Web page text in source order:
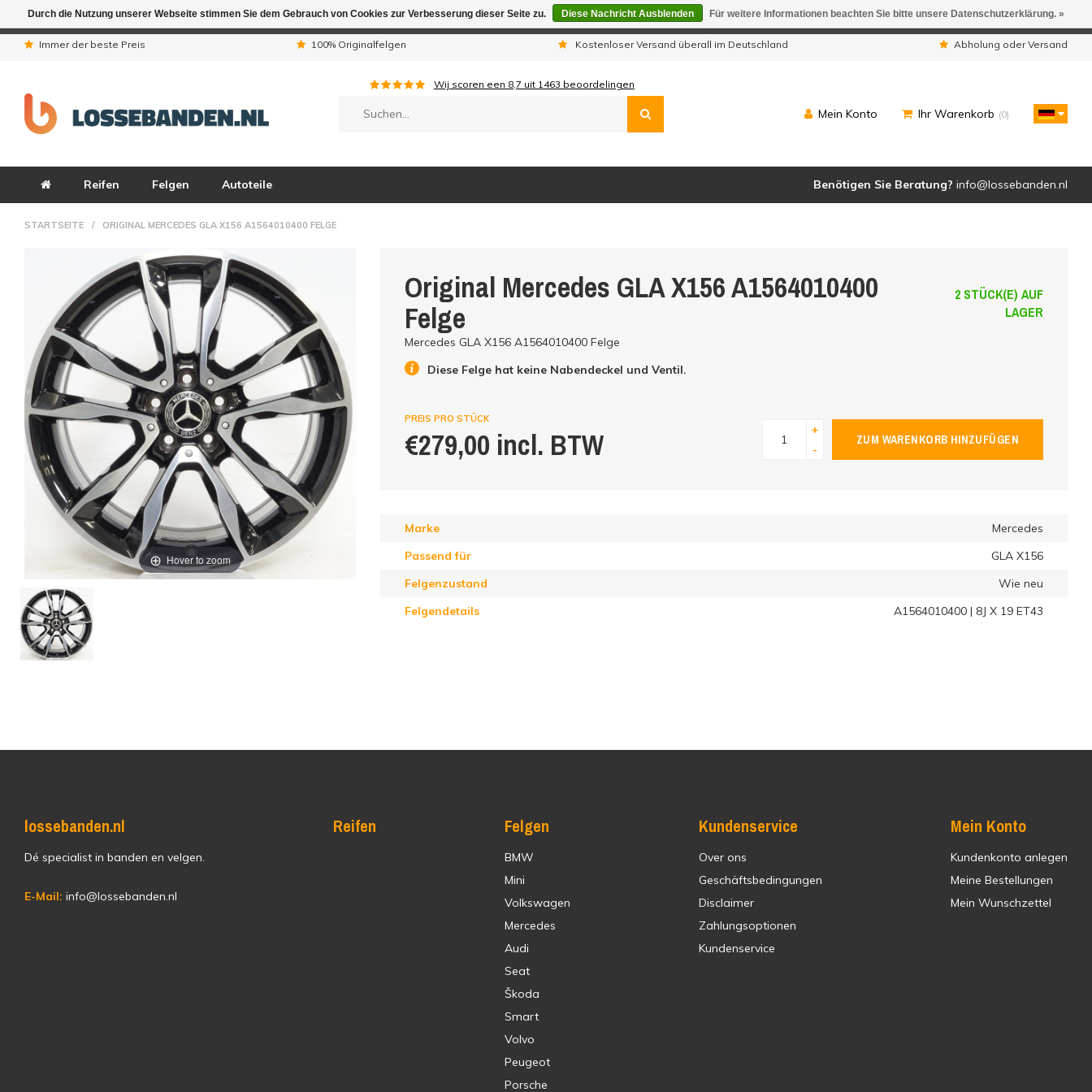
Immer der beste Preis 100% Originalfelgen Kostenloser Versand überall im Deutschland Abholung oder Versand
Wij scoren een 8,7 uit 1463 beoordelingen
Mein Konto Ihr Warenkorb (0)
Reifen Felgen Autoteile Benötigen Sie Beratung? info@lossebanden.nl
STARTSEITE / ORIGINAL MERCEDES GLA X156 A1564010400 FELGE
Hover to zoom
Original Mercedes GLA X156 A1564010400
Felge
2 STÜCK(E) AUF
LAGER
Mercedes GLA X156 A1564010400 Felge
Diese Felge hat keine Nabendeckel und Ventil.
PREIS PRO STÜCK
€279,00 incl. BTW
+
-
ZUM WARENKORB HINZUFÜGEN
Marke
Mercedes
Passend für
GLA X156
Felgenzustand
Wie neu
Felgendetails
A1564010400 | 8J X 19 ET43
lossebanden.nl
Dé specialist in banden en velgen.
E-Mail: info@lossebanden.nl
Reifen Felgen
BMW
Mini
Volkswagen
Mercedes
Audi
Seat
Škoda
Smart
Volvo
Peugeot
Porsche
Kundenservice
Over ons
Geschäftsbedingungen
Disclaimer
Zahlungsoptionen
Kundenservice
Mein Konto
Kundenkonto anlegen
Meine Bestellungen
Mein Wunschzettel
Durch die Nutzung unserer Webseite stimmen Sie dem Gebrauch von Cookies zur Verbesserung dieser Seite zu. Diese Nachricht Ausblenden Für weitere Informationen beachten Sie bitte unsere Datenschutzerklärung. »
Aufgrund der Ferientagen sind wir telefonisch nicht erreichbar. Aufgegebene Bestellungen werden geliefert.